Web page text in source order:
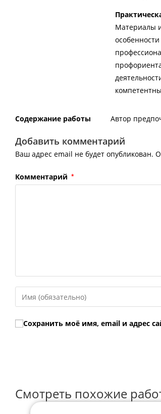
Материалы
Содержание работы Автор
Добавить комментарий
Ваш адрес email не будет опубликован.
Комментарий *
Введите
свое
имя
или
Сохранить моё имя, email и адрес
Смотреть похожие